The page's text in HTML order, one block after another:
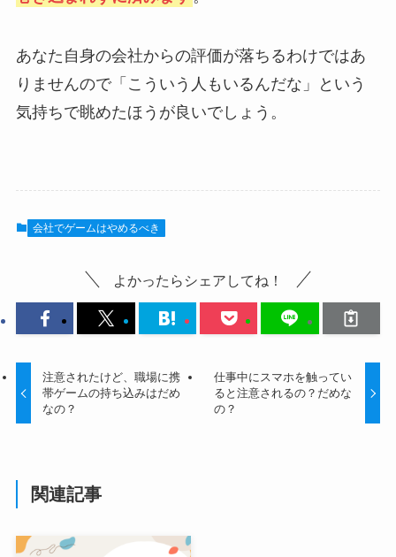
あなた自身の会社からの評価が落ちるわけではあ
りませんので「こういう人もいるんだな」という
気持ちで眺めたほうが良いでしょう。
会社でゲームはやめるべき
よかったらシェアしてね！
注意されたけど、職場に携
帯ゲームの持ち込みはだめ
なの？
仕事中にスマホを触ってい
ると注意されるの？だめな
の？
関連記事